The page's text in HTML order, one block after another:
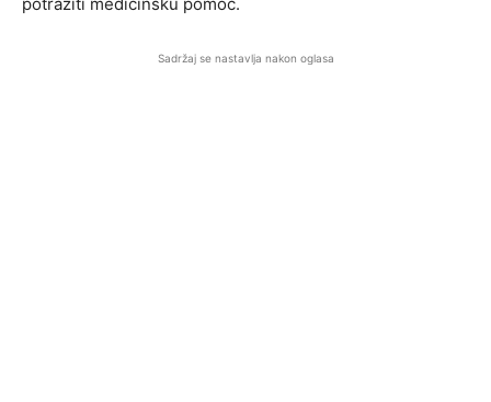
potražiti medicinsku pomoć.
Sadržaj se nastavlja nakon oglasa